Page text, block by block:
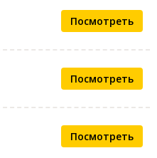
Посмотреть
Посмотреть
Посмотреть